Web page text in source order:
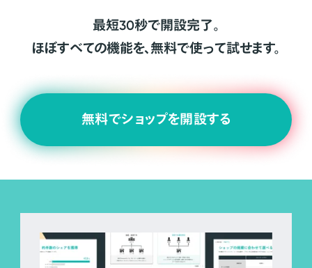
最短30秒で開設完了。
ほぼすべての機能を、無料で使って試せます。
無料でショップを開設する